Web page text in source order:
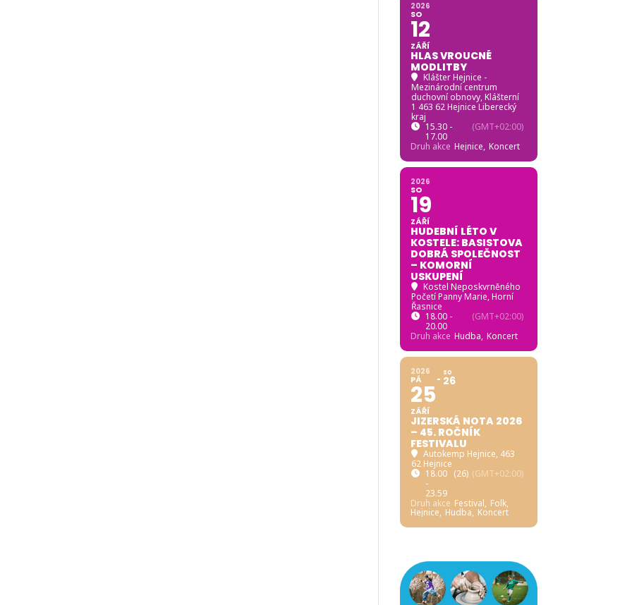
2026
SO
12
ZÁŘÍ
HLAS VROUCNÉ
MODLITBY
Klášter Hejnice -
Mezinárodní centrum
duchovní obnovy, Klášterní
1 463 62 Hejnice Liberecký
kraj
15.30 -
17.00
(GMT+02:00)
Druh akce Hejnice, Koncert
2026
SO
19
ZÁŘÍ
HUDEBNÍ LÉTO V
KOSTELE: BASISTOVA
DOBRÁ SPOLEČNOST
– KOMORNÍ
USKUPENÍ
Kostel Neposkvrněného
Početí Panny Marie, Horní
Řasnice
18.00 -
20.00
(GMT+02:00)
Druh akce Hudba, Koncert
2026
PÁ
25
ZÁŘÍ
SO
26
JIZERSKÁ NOTA 2026
– 45. ROČNÍK
FESTIVALU
Autokemp Hejnice, 463
62 Hejnice
18.00
-
23.59
(26) (GMT+02:00)
Druh akce Festival, Folk,
Hejnice, Hudba, Koncert